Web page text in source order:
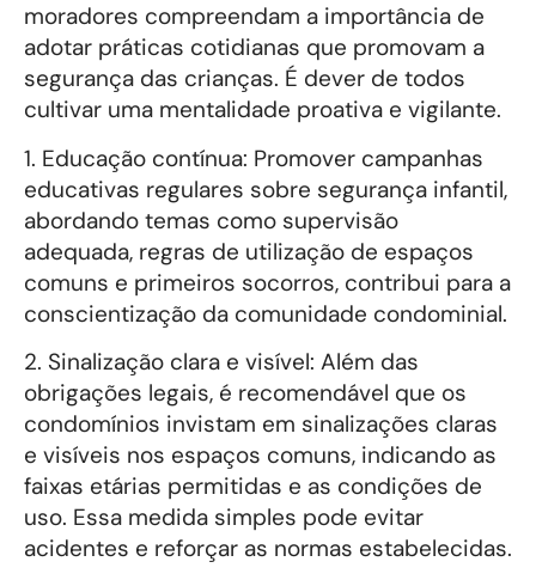
moradores compreendam a importância de
adotar práticas cotidianas que promovam a
segurança das crianças. É dever de todos
cultivar uma mentalidade proativa e vigilante.
1. Educação contínua: Promover campanhas
educativas regulares sobre segurança infantil,
abordando temas como supervisão
adequada, regras de utilização de espaços
comuns e primeiros socorros, contribui para a
conscientização da comunidade condominial.
2. Sinalização clara e visível: Além das
obrigações legais, é recomendável que os
condomínios invistam em sinalizações claras
e visíveis nos espaços comuns, indicando as
faixas etárias permitidas e as condições de
uso. Essa medida simples pode evitar
acidentes e reforçar as normas estabelecidas.